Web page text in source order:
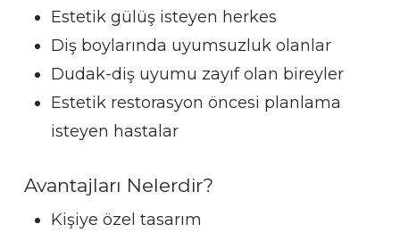
Estetik gülüş isteyen herkes
Diş boylarında uyumsuzluk olanlar
Dudak-diş uyumu zayıf olan bireyler
Estetik restorasyon öncesi planlama
isteyen hastalar
Avantajları Nelerdir?
Kişiye özel tasarım